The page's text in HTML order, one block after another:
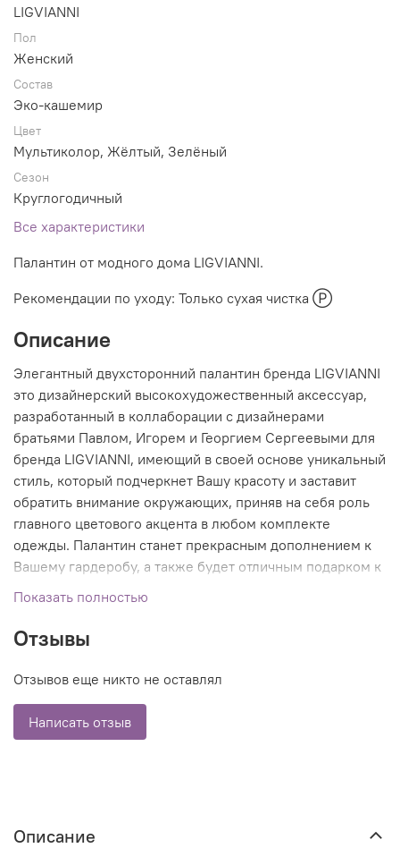
LIGVIANNI
Пол
Женский
Состав
Эко-кашемир
Цвет
Мультиколор, Жёлтый, Зелёный
Сезон
Круглогодичный
Все характеристики
Палантин от модного дома LIGVIANNI.
Рекомендации по уходу: Только сухая чистка Ⓟ
Описание
Элегантный двухсторонний палантин бренда LIGVIANNI
это дизайнерский высокохудожественный аксессуар,
разработанный в коллаборации с дизайнерами
братьями Павлом, Игорем и Георгием Сергеевыми для
бренда LIGVIANNI, имеющий в своей основе уникальный
стиль, который подчеркнет Вашу красоту и заставит
обратить внимание окружающих, приняв на себя роль
главного цветового акцента в любом комплекте
одежды. Палантин станет прекрасным дополнением к
Вашему гардеробу, а также будет отличным подарком к
Показать полностью
Отзывы
Отзывов еще никто не оставлял
Написать отзыв
Описание